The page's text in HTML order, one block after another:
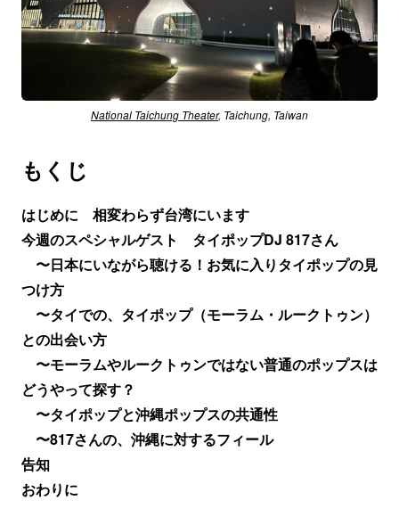
National Taichung Theater, Taichung, Taiwan
もくじ
はじめに 相変わらず台湾にいます
今週のスペシャルゲスト タイポップDJ 817さん
〜日本にいながら聴ける！お気に入りタイポップの見
つけ方
〜タイでの、タイポップ（モーラム・ルークトゥン）
との出会い方
〜モーラムやルークトゥンではない普通のポップスは
どうやって探す？
〜タイポップと沖縄ポップスの共通性
〜817さんの、沖縄に対するフィール
告知
おわりに